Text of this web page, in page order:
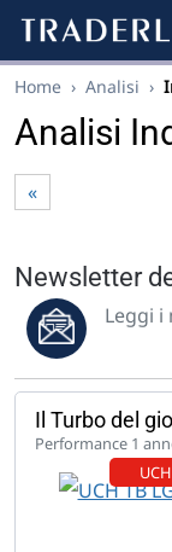
Home › Analisi ›
Analisi
«
Newsletter
Leggi
Il Turbo del
Performance 1